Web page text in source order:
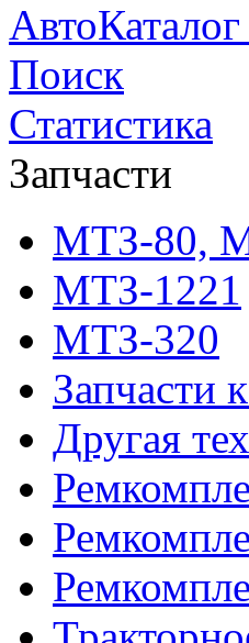
Поиск
Статистика
Запчасти
МТЗ-80,
МТЗ-1221
МТЗ-320
Запчасти
Другая